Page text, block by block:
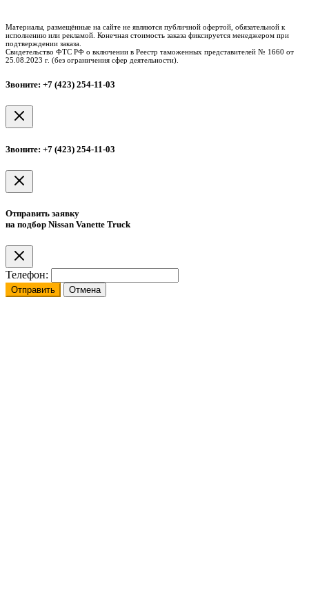
Материалы, размещённые на сайте не являются публичной офертой, обязательной к
исполнению или рекламой. Конечная стоимость заказа фиксируется менеджером при
подтверждении заказа.
Свидетельство ФТС РФ о включении в Реестр таможенных представителей № 1660 от
25.08.2023 г. (без ограничения сфер деятельности).
Звоните: +7 (423) 254-11-03
Звоните: +7 (423) 254-11-03
Отправить заявку
на подбор Nissan Vanette Truck
Телефон:
Отправить Отмена